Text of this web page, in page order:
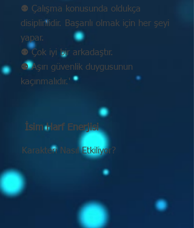
⚉ Çalışma konusunda oldukça
disiplinlidir. Başarılı olmak için her şeyi
yapar.
⚉ Çok iyi bir arkadaştır.
⚉ Aşırı güvenlik duygusunun
kaçınmalıdır.'
İsim Harf Enerjisi
Karakteri Nasıl Etkiliyor?